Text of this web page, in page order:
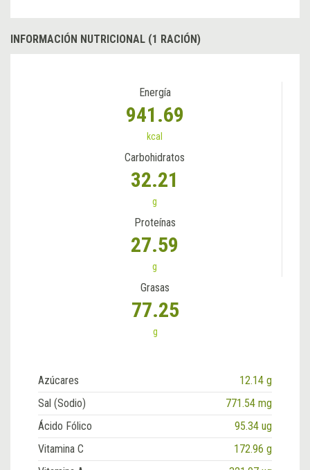
INFORMACIÓN NUTRICIONAL (1 RACIÓN)
Energía
941.69
kcal
Carbohidratos
32.21
g
Proteínas
27.59
g
Grasas
77.25
g
Azúcares
12.14 g
Sal (Sodio)
771.54 mg
Ácido Fólico
95.34 ug
Vitamina C
172.96 g